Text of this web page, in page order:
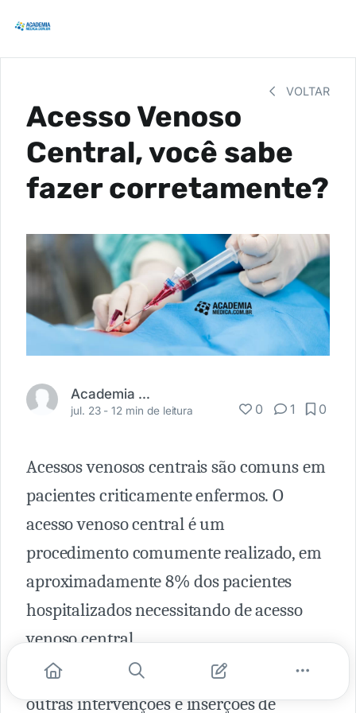
VOLTAR
Acesso Venoso
Central, você sabe
fazer corretamente?
Academia Médica
jul. 23 -12 min de leitura 0 1 0
Acessos venosos centrais são comuns em
pacientes criticamente enfermos. O
acesso venoso central é um
procedimento comumente realizado, em
aproximadamente 8% dos pacientes
hospitalizados necessitando de acesso
venoso central.
O acesso venoso central também facilita
outras intervenções e inserções de